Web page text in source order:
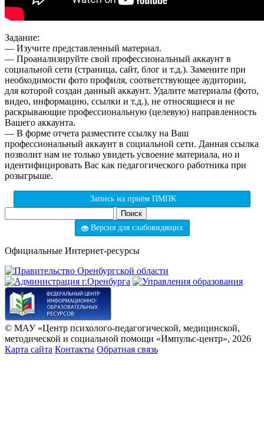
Задание:
— Изучите представленный материал.
— Проанализируйте свой профессиональный аккаунт в
социальной сети (страница, сайт, блог и т.д.). Замените при
необходимости фото профиля, соответствующее аудитории,
для которой создан данный аккаунт. Удалите материалы (фото,
видео, информацию, ссылки и т.д.), не относящиеся и не
раскрывающие профессиональную (целевую) направленность
Вашего аккаунта.
— В форме отчета разместите ссылку на Ваш
профессиональный аккаунт в социальной сети. Данная ссылка
позволит нам не только увидеть усвоение материала, но и
идентифицировать Вас как педагогического работника при
розыгрыше.
Запись на приём ПМПК
Версия для слабовидящих
Официальные Интернет-ресурсы
© МАУ «Центр психолого-педагогической, медицинской,
методической и социальной помощи «Импульс-центр», 2026
Карта сайта Контакты Обратная связь